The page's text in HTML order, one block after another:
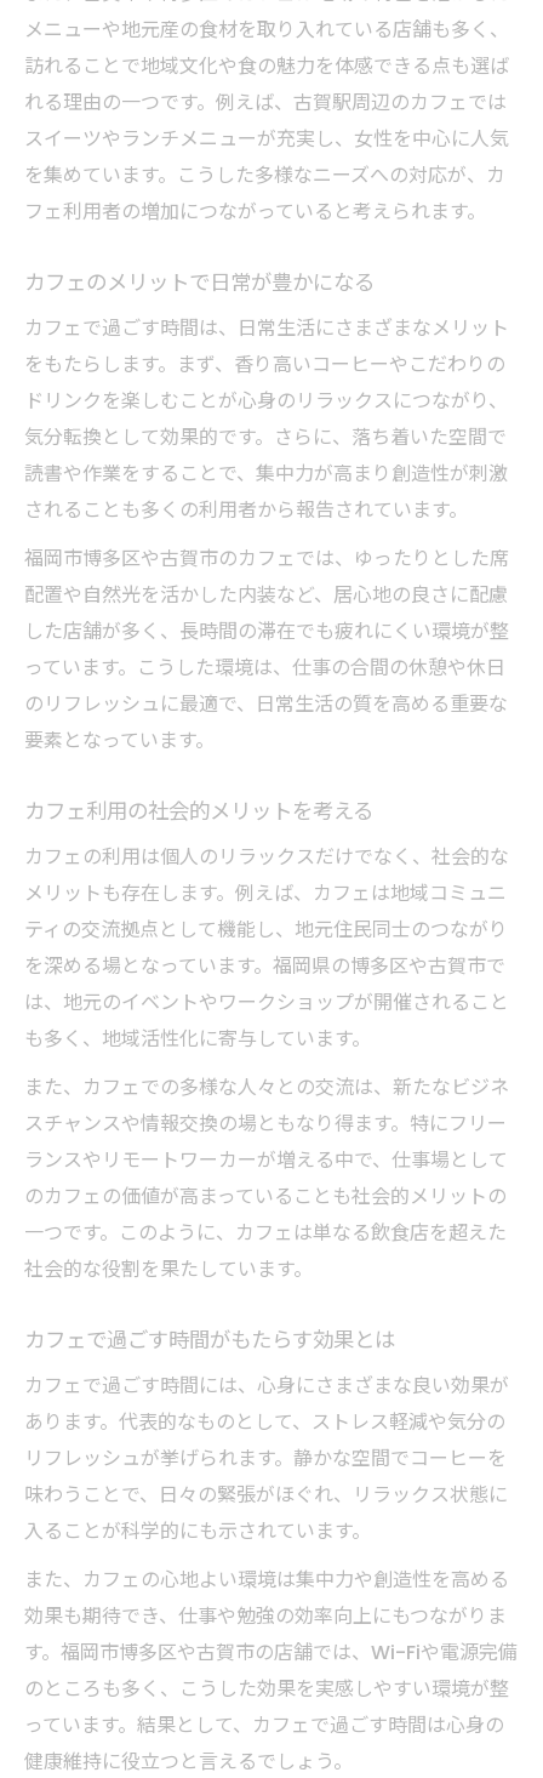
メニューや地元産の食材を取り入れている店舗も多く、
訪れることで地域文化や食の魅力を体感できる点も選ば
れる理由の一つです。例えば、古賀駅周辺のカフェでは
スイーツやランチメニューが充実し、女性を中心に人気
を集めています。こうした多様なニーズへの対応が、カ
フェ利用者の増加につながっていると考えられます。
カフェのメリットで日常が豊かになる
カフェで過ごす時間は、日常生活にさまざまなメリット
をもたらします。まず、香り高いコーヒーやこだわりの
ドリンクを楽しむことが心身のリラックスにつながり、
気分転換として効果的です。さらに、落ち着いた空間で
読書や作業をすることで、集中力が高まり創造性が刺激
されることも多くの利用者から報告されています。
福岡市博多区や古賀市のカフェでは、ゆったりとした席
配置や自然光を活かした内装など、居心地の良さに配慮
した店舗が多く、長時間の滞在でも疲れにくい環境が整
っています。こうした環境は、仕事の合間の休憩や休日
のリフレッシュに最適で、日常生活の質を高める重要な
要素となっています。
カフェ利用の社会的メリットを考える
カフェの利用は個人のリラックスだけでなく、社会的な
メリットも存在します。例えば、カフェは地域コミュニ
ティの交流拠点として機能し、地元住民同士のつながり
を深める場となっています。福岡県の博多区や古賀市で
は、地元のイベントやワークショップが開催されること
も多く、地域活性化に寄与しています。
また、カフェでの多様な人々との交流は、新たなビジネ
スチャンスや情報交換の場ともなり得ます。特にフリー
ランスやリモートワーカーが増える中で、仕事場として
のカフェの価値が高まっていることも社会的メリットの
一つです。このように、カフェは単なる飲食店を超えた
社会的な役割を果たしています。
カフェで過ごす時間がもたらす効果とは
カフェで過ごす時間には、心身にさまざまな良い効果が
あります。代表的なものとして、ストレス軽減や気分の
リフレッシュが挙げられます。静かな空間でコーヒーを
味わうことで、日々の緊張がほぐれ、リラックス状態に
入ることが科学的にも示されています。
また、カフェの心地よい環境は集中力や創造性を高める
効果も期待でき、仕事や勉強の効率向上にもつながりま
す。福岡市博多区や古賀市の店舗では、Wi-Fiや電源完備
のところも多く、こうした効果を実感しやすい環境が整
っています。結果として、カフェで過ごす時間は心身の
健康維持に役立つと言えるでしょう。